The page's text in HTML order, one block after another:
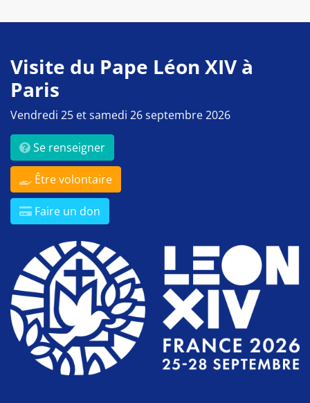
Visite du Pape Léon XIV à
Paris
Vendredi 25 et samedi 26 septembre 2026
Se renseigner
Être volontaire
Faire un don